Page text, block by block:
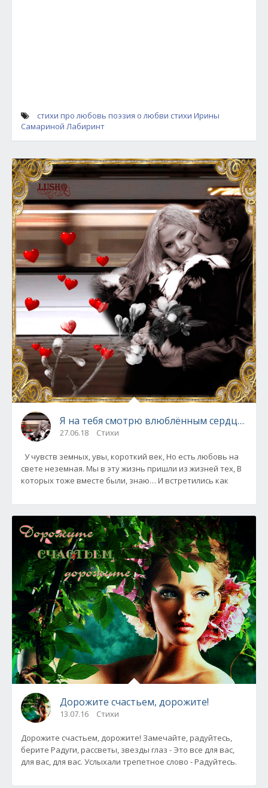
стихи про любовь поэзия о любви стихи Ирины
Самариной Лабиринт
Я на тебя смотрю влюблённым сердцем...
27.06.18 Стихи
У чувств земных, увы, короткий век, Но есть любовь на
свете неземная. Мы в эту жизнь пришли из жизней тех, В
которых тоже вместе были, знаю… И встретились как
Дорожите счастьем, дорожите!
13.07.16 Стихи
Дорожите счастьем, дорожите! Замечайте, радуйтесь,
берите Радуги, рассветы, звезды глаз - Это все для вас,
для вас, для вас. Услыхали трепетное слово - Радуйтесь.